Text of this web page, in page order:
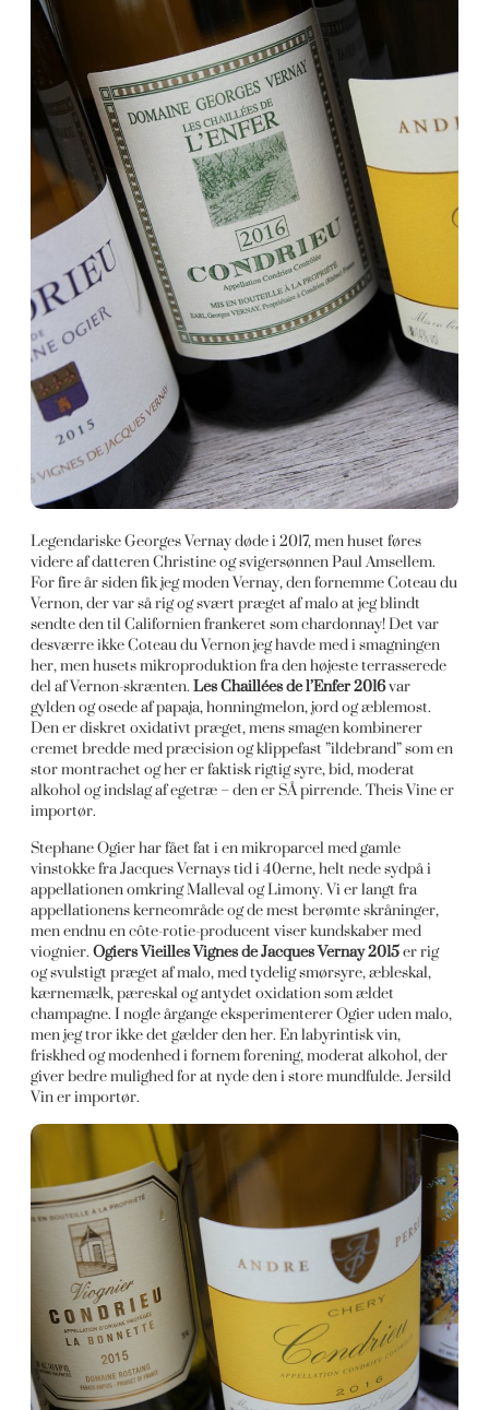
Legendariske Georges Vernay døde i 2017, men huset føres
videre af datteren Christine og svigersønnen Paul Amsellem.
For fire år siden fik jeg moden Vernay, den fornemme Coteau du
Vernon, der var så rig og svært præget af malo at jeg blindt
sendte den til Californien frankeret som chardonnay! Det var
desværre ikke Coteau du Vernon jeg havde med i smagningen
her, men husets mikroproduktion fra den højeste terrasserede
del af Vernon-skrænten.Les Chaillées de l’Enfer 2016var
gylden og osede af papaja, honningmelon, jord og æblemost.
Den er diskret oxidativt præget, mens smagen kombinerer
cremet bredde med præcision og klippefast ”ildebrand” som en
stor montrachet og her er faktisk rigtig syre, bid, moderat
alkohol og indslag af egetræ – den er SÅ pirrende. Theis Vine er
importør.
Stephane Ogier har fået fat i en mikroparcel med gamle
vinstokke fra Jacques Vernays tid i 40erne, helt nede sydpå i
appellationen omkring Malleval og Limony. Vi er langt fra
appellationens kerneområde og de mest berømte skråninger,
men endnu en côte-rotie-producent viser kundskaber med
viognier.Ogiers Vieilles Vignes de Jacques Vernay 2015er rig
og svulstigt præget af malo, med tydelig smørsyre, æbleskal,
kærnemælk, pæreskal og antydet oxidation som ældet
champagne. I nogle årgange eksperimenterer Ogier uden malo,
men jeg tror ikke det gælder den her. En labyrintisk vin,
friskhed og modenhed i fornem forening, moderat alkohol, der
giver bedre mulighed for at nyde den i store mundfulde. Jersild
Vin er importør.